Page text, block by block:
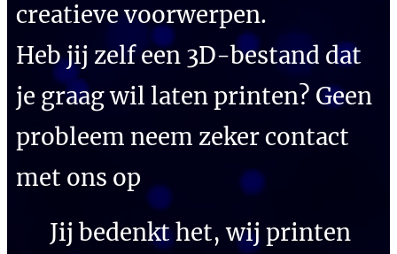
creatieve voorwerpen.
Heb jij zelf een 3D-bestand dat
je graag wil laten printen? Geen
probleem neem zeker contact
met ons op
✨ Jij bedenkt het, wij printen